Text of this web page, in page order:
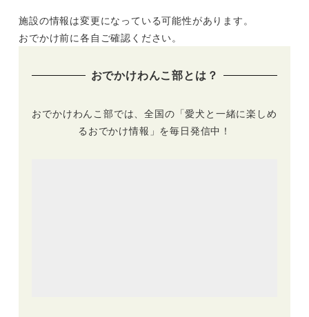
ッグラン付きグラン
ピングに泊まるプラ
ピング＆スパ 佐久×
道の駅 ヘルシーテラ
ス 佐久南
ん！ケーションツア
ー」2022年5月21日
施設の情報は変更になっている可能性があります。
おでかけ前に各自ご確認ください。
おでかけわんこ部とは？
おでかけわんこ部では、全国の「愛犬と一緒に楽しめ
るおでかけ情報」を毎日発信中！